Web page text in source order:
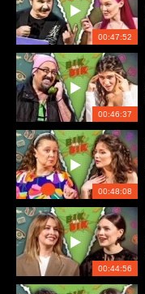
00:47:52
00:46:37
00:48:08
00:44:56